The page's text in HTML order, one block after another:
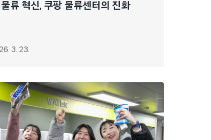
류 혁신, 쿠팡 물류센터의 진화
3. 23.